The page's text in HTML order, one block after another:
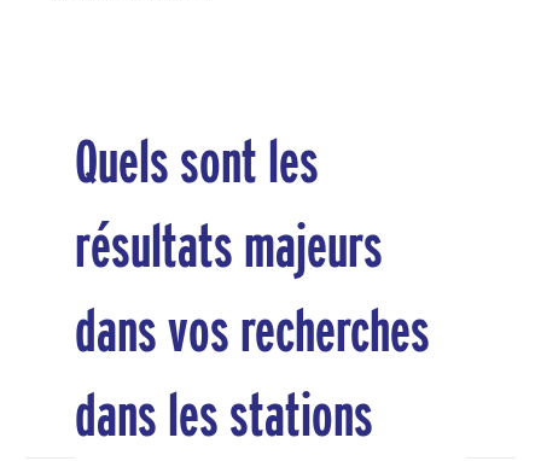
Quels sont les
résultats majeurs
dans vos recherches
dans les stations